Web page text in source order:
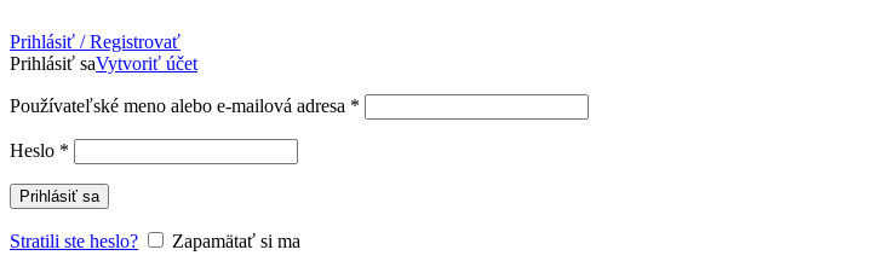
Prihlásiť / Registrovať
Prihlásiť saVytvoriť účet
Používateľské meno alebo e-mailová adresa *
Heslo *
Prihlásiť sa
Stratili ste heslo?
Zapamätať si ma